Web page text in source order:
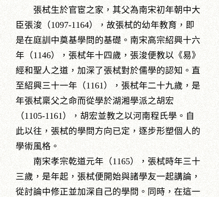
張栻生於官宦之家，其父為南宋初年朝中大
臣張浚（1097-1164），故張栻的幼年教育，即
是在庭訓中奠基學問的基礎。南宋高宗紹興十六
年（1146），張栻年十四歲，張浚便教以《易》
經和聖人之道，加深了張栻對於儒學的認知。直
至紹興三十一年（1161），張栻年二十九歲，是
年張栻稟父之命而從學於湖湘學派之胡宏
（1105-1161），胡宏並教之以河南程氏學。自
此以往，張栻的學問方向已定，逐步形塑個人的
學術風格。
南宋孝宗乾道元年（1165），張栻時年三十
三歲，是年起，張栻便開始與諸學友一起講論，
從討論中修正並加深自己的學問。同時，在這一